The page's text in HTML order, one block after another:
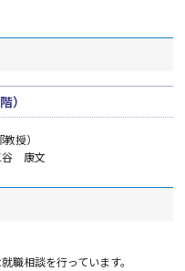
）
授）
谷 康文
職相談を行っています。